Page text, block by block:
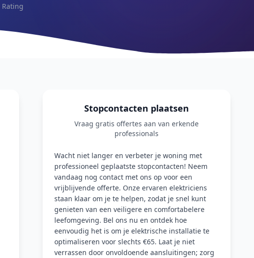
Rating
Stopcontacten plaatsen
Vraag gratis offertes aan van erkende
professionals
Wacht niet langer en verbeter je woning met
professioneel geplaatste stopcontacten! Neem
vandaag nog contact met ons op voor een
vrijblijvende offerte. Onze ervaren elektriciens
staan klaar om je te helpen, zodat je snel kunt
genieten van een veiligere en comfortabelere
leefomgeving. Bel ons nu en ontdek hoe
eenvoudig het is om je elektrische installatie te
optimaliseren voor slechts €65. Laat je niet
verrassen door onvoldoende aansluitingen; zorg